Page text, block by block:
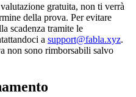
gratuita, non ti verrà
della prova. Per evitare
scadenza tramite le
a support@fabla.xyz.
non sono rimborsabili salvo